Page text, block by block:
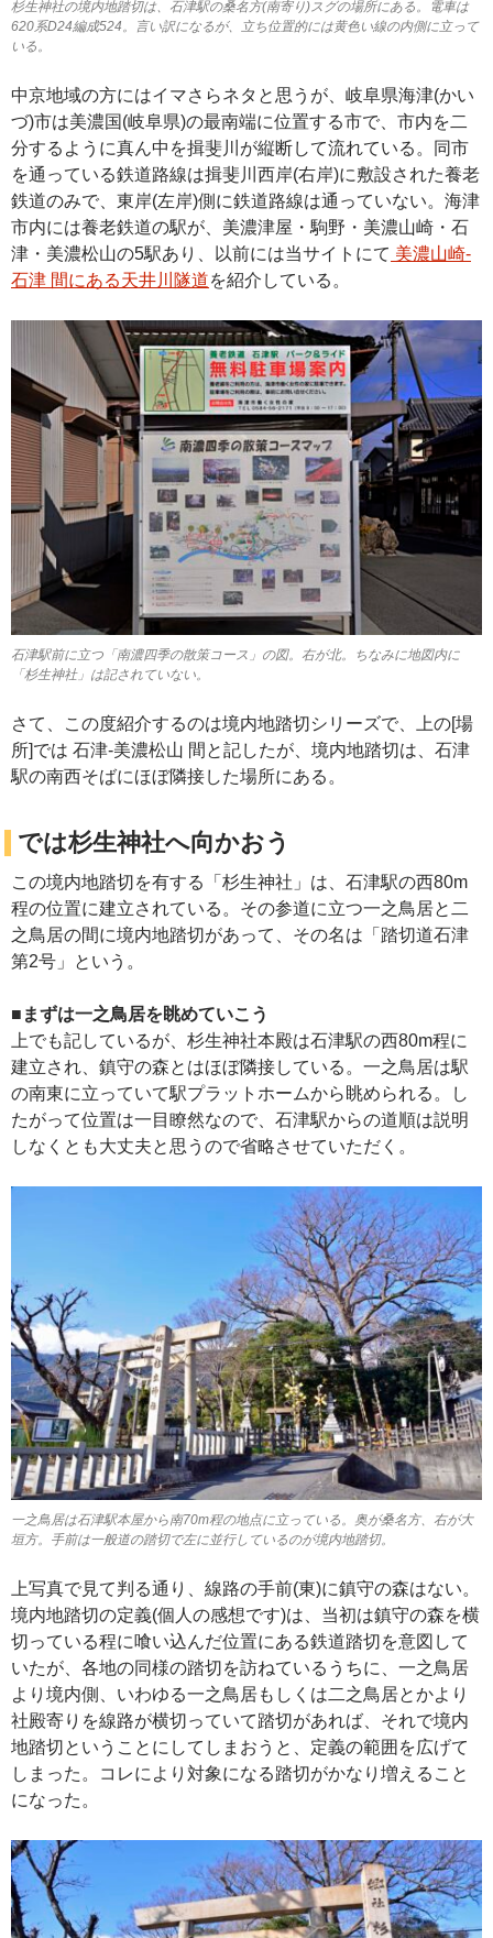
杉生神社の境内地踏切は、石津駅の桑名方(南寄り)スグの場所にある。電車は
620系D24編成524。言い訳になるが、立ち位置的には黄色い線の内側に立って
いる。
中京地域の方にはイマさらネタと思うが、岐阜県海津(かい
づ)市は美濃国(岐阜県)の最南端に位置する市で、市内を二
分するように真ん中を揖斐川が縦断して流れている。同市
を通っている鉄道路線は揖斐川西岸(右岸)に敷設された養老
鉄道のみで、東岸(左岸)側に鉄道路線は通っていない。海津
市内には養老鉄道の駅が、美濃津屋・駒野・美濃山崎・石
津・美濃松山の5駅あり、以前には当サイトにて 美濃山崎-
石津 間にある天井川隧道を紹介している。
石津駅前に立つ「南濃四季の散策コース」の図。右が北。ちなみに地図内に
「杉生神社」は記されていない。
さて、この度紹介するのは境内地踏切シリーズで、上の[場
所]では 石津-美濃松山 間と記したが、境内地踏切は、石津
駅の南西そばにほぼ隣接した場所にある。
では杉生神社へ向かおう
この境内地踏切を有する「杉生神社」は、石津駅の西80m
程の位置に建立されている。その参道に立つ一之鳥居と二
之鳥居の間に境内地踏切があって、その名は「踏切道石津
第2号」という。
■まずは一之鳥居を眺めていこう
上でも記しているが、杉生神社本殿は石津駅の西80m程に
建立され、鎮守の森とはほぼ隣接している。一之鳥居は駅
の南東に立っていて駅プラットホームから眺められる。し
たがって位置は一目瞭然なので、石津駅からの道順は説明
しなくとも大丈夫と思うので省略させていただく。
一之鳥居は石津駅本屋から南70m程の地点に立っている。奥が桑名方、右が大
垣方。手前は一般道の踏切で左に並行しているのが境内地踏切。
上写真で見て判る通り、線路の手前(東)に鎮守の森はない。
境内地踏切の定義(個人の感想です)は、当初は鎮守の森を横
切っている程に喰い込んだ位置にある鉄道踏切を意図して
いたが、各地の同様の踏切を訪ねているうちに、一之鳥居
より境内側、いわゆる一之鳥居もしくは二之鳥居とかより
社殿寄りを線路が横切っていて踏切があれば、それで境内
地踏切ということにしてしまおうと、定義の範囲を広げて
しまった。コレにより対象になる踏切がかなり増えること
になった。